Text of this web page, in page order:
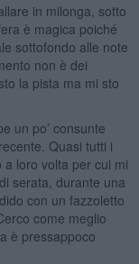
in milonga, sotto
è magica poiché
sottofondo alle note
non è dei
la pista ma mi sto
un po’ consunte
Quasi tutti i
a loro volta per cui mi
serata, durante una
con un fazzoletto
come meglio
è pressappoco